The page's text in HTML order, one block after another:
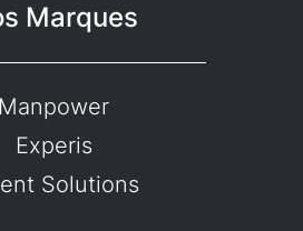
Marques
Manpower
Experis
Solutions